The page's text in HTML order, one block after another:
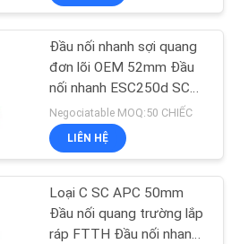
onu
11
Đầu nối nhanh sợi quang
đơn lõi OEM 52mm Đầu
nối nhanh ESC250d SC
APC
Negociatable MOQ:50 CHIẾC
LIÊN HỆ
Loại C SC APC 50mm
Đầu nối quang trường lắp
ráp FTTH Đầu nối nhanh